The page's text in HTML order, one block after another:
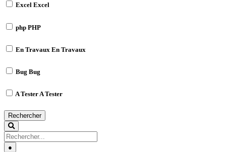
Excel Excel
php PHP
En Travaux En Travaux
Bug Bug
A TesterA Tester
Rechercher
●